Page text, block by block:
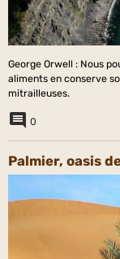
George Orwell : Nous
aliments en conserve
mitrailleuses.
0
Palmier, oasis